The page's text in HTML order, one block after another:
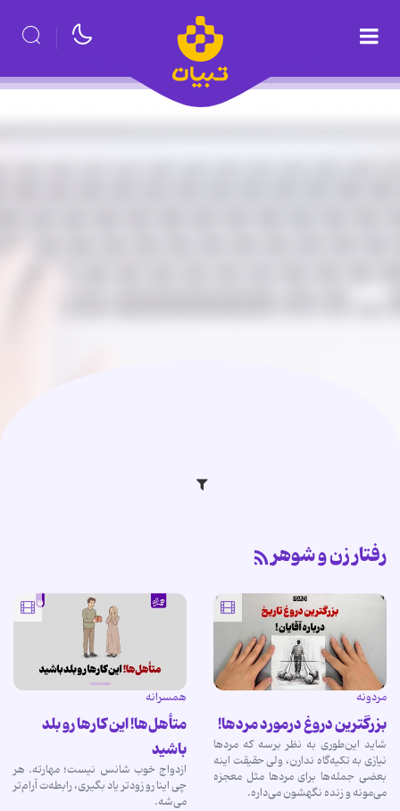
رفتار زن و شوهر
مردونه
بزرگترین دروغ درمورد مردها!
شاید این‌طوری به نظر برسه که مردها
نیازی به تکیه‌گاه ندارن، ولی حقیقت اینه
بعضی جمله‌ها برای مردها مثل معجزه
می‌مونه و زنده نگهشون می‌داره.
همسرانه
متأهل‌ها! این کارها رو بلد
باشید
ازدواج خوب شانس نیست؛ مهارته. هر
چی اینا رو زودتر یاد بگیری، رابطه‌ت آرام‌تر
می‌شه.